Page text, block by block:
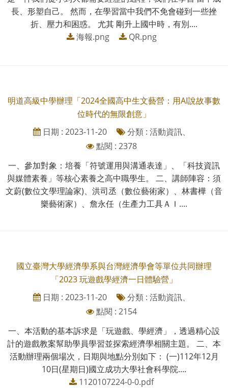
長、形塑自己。 然而，在學習當中我們不免會碰到一些挫
折、壓力和困惑。 尤其 剛升上國中時，有別....
海報.png
QR.png
明道高級中學辦理「2024全國高中生文藝營：用AI說故事數
位時代的無限創意」
日期 : 2023-11-20
分類 : 活動資訊、
點閱 : 2378
一、參加對象：培養「符號運用與溝通表達」、「科技資訊
與媒體素養」等核心素養之高中職學生。 二、講師陣容：須
文蔚(數位文學理論家)、洪司丞（數位藝術家）、林書樺（音
樂藝術家）、詹永任（生產力工具ＡＩ....
國立臺灣大學經濟學系與台灣經濟學會等單位共同辦理
「2023 玩遊戲學經濟一日體驗營」
日期 : 2023-11-20
分類 : 活動資訊、
點閱 : 2154
一、本活動的基本訴求是「玩遊戲、學經濟」，透過精心設
計的遊戲教案幫助學員學習並探索經濟學相關主題。 二、本
活動辦理兩個場次，日期與地點分別如下： (一)112年12月
10日(星期日)國立成功大學社會科學院....
1120107224-0-0.pdf